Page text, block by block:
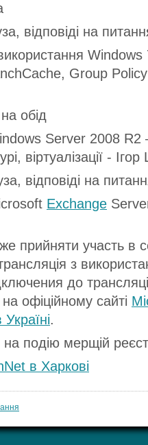
відповіді на
Group
обід
Server 2008 R2
віртуалізації - Ігор
відповіді на
Exchange
прийняти участь в
з
до
офіційному сайті
.
на подію мерщій
в Харкові